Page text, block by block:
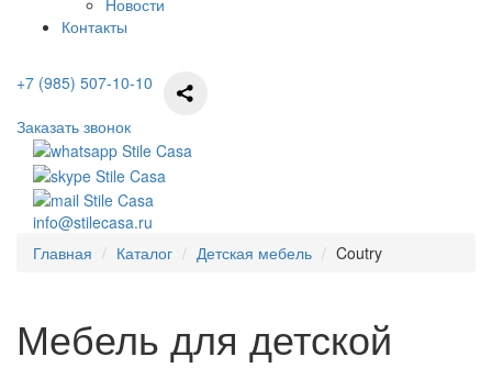
Новости
Контакты
+7 (985) 507-10-10
Заказать звонок
info@stilecasa.ru
Главная
Каталог Детская мебель Coutry
Мебель для детской